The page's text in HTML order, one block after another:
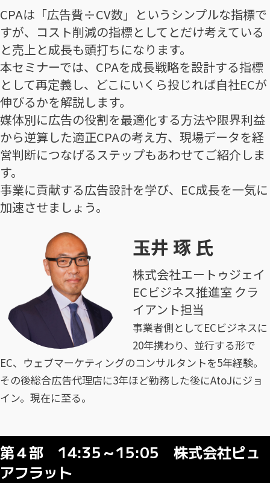
CPAは「広告費÷CV数」というシンプルな指標で
すが、コスト削減の指標としてとだけ考えている
と売上と成長も頭打ちになります。
本セミナーでは、CPAを成長戦略を設計する指標
として再定義し、どこにいくら投じれば自社ECが
伸びるかを解説します。
媒体別に広告の役割を最適化する方法や限界利益
から逆算した適正CPAの考え方、現場データを経
営判断につなげるステップもあわせてご紹介しま
す。
事業に貢献する広告設計を学び、EC成長を一気に
加速させましょう。
玉井 琢 氏
株式会社エートゥジェイ
ECビジネス推進室 クラ
イアント担当
事業者側としてECビジネスに
20年携わり、並行する形で
EC、ウェブマーケティングのコンサルタントを5年経験。
その後総合広告代理店に3年ほど勤務した後にAtoJにジョ
イン。現在に至る。
第４部 14:35～15:05 株式会社ピュ
アフラット